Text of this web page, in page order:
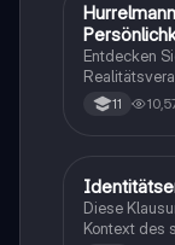
Pädagogik
Entdecken
deren
Diese
Studierende
Pädagogik.
11
Pädagogik
Diese
Kontext des